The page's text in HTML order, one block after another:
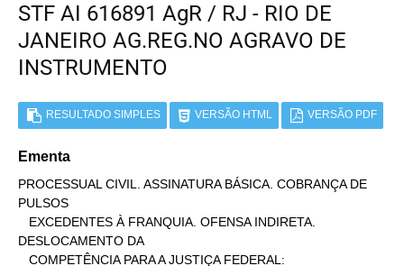
STF AI 616891 AgR / RJ - RIO DE
JANEIRO AG.REG.NO AGRAVO DE
INSTRUMENTO
RESULTADO SIMPLES VERSÃO HTML VERSÃO PDF
Ementa
PROCESSUAL CIVIL. ASSINATURA BÁSICA. COBRANÇA DE
PULSOS
DESLOCAMENTO DA